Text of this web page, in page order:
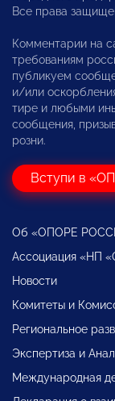
Все права
Комментарии на
требованиям
публикуем
и/или
тире и любыми
сообщения,
розни.
Вступи в
Об «ОПОРЕ
Ассоциация «НП
Новости
Комитеты и
Региональное
Экспертиза и
Международная